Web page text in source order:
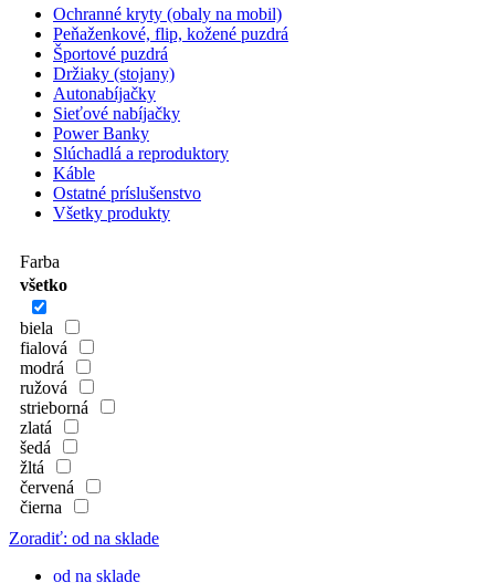
Ochranné kryty (obaly na mobil)
Peňaženkové, flip, kožené puzdrá
Športové puzdrá
Držiaky (stojany)
Autonabíjačky
Sieťové nabíjačky
Power Banky
Slúchadlá a reproduktory
Káble
Ostatné príslušenstvo
Všetky produkty
Farba
všetko
biela
fialová
modrá
ružová
strieborná
zlatá
šedá
žltá
červená
čierna
Zoradiť: od na sklade
od na sklade